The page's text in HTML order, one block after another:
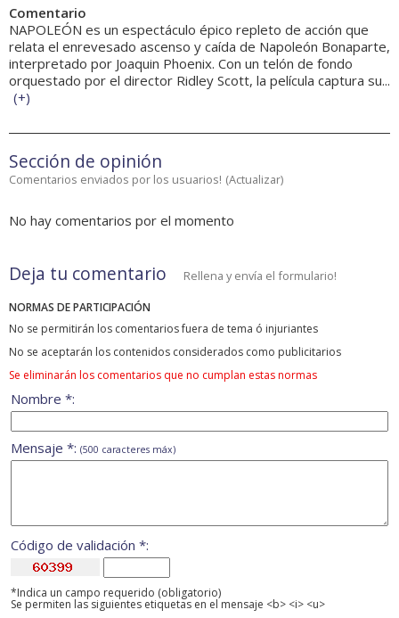
Comentario
NAPOLEÓN es un espectáculo épico repleto de acción que
relata el enrevesado ascenso y caída de Napoleón Bonaparte,
interpretado por Joaquin Phoenix. Con un telón de fondo
orquestado por el director Ridley Scott, la película captura su...
(+)
Sección de opinión
Comentarios enviados por los usuarios! (Actualizar)
No hay comentarios por el momento
Deja tu comentario Rellena y envía el formulario!
NORMAS DE PARTICIPACIÓN
No se permitirán los comentarios fuera de tema ó injuriantes
No se aceptarán los contenidos considerados como publicitarios
Se eliminarán los comentarios que no cumplan estas normas
Nombre *:
Mensaje *: (500 caracteres máx)
Código de validación *:
*Indica un campo requerido (obligatorio)
Se permiten las siguientes etiquetas en el mensaje <b> <i> <u>